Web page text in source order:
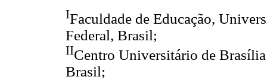
IFaculdade de Educação,
Federal, Brasil;
IICentro Universitário de
Brasil;